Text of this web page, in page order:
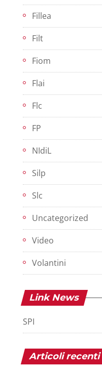
Fillea
Filt
Fiom
Flai
Flc
FP
NIdiL
Silp
Slc
Uncategorized
Video
Volantini
Link News
SPI
Articoli recenti